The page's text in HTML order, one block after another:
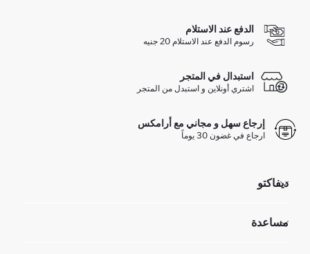
الدفع عند الاستلام
رسوم الدفع عند الاستلام 20 جنيه
استبدال في المتجر
اشتري أونلاين و استبدل من المتجر
إرجاع سهل و مجاني مع أرامكس
ارجاع في غضون 30 يوماً
ديفاكتو
تعرف علينا
مساعدة